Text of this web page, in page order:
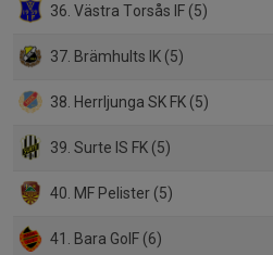
36. Västra Torsås IF (5)
37. Brämhults IK (5)
38. Herrljunga SK FK (5)
39. Surte IS FK (5)
40. MF Pelister (5)
41. Bara GoIF (6)